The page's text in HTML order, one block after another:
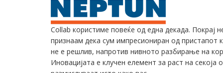
Collab користиме повеќе од една декада.
признаам дека сум импресиониран од пристапот
не е решлив, напротив нивното разбирање на
Иновацијата е клучен елемент за раст на